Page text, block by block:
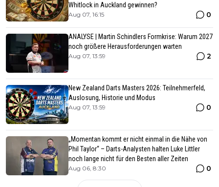
Whitlock in Auckland gewinnen?
Aug 07, 16:15 0
ANALYSE | Martin Schindlers Formkrise: Warum 2027
noch größere Herausforderungen warten
Aug 07, 13:59 2
New Zealand Darts Masters 2026: Teilnehmerfeld,
Auslosung, Historie und Modus
Aug 07, 13:59 0
„Momentan kommt er nicht einmal in die Nähe von
Phil Taylor“ – Darts-Analysten halten Luke Littler
noch lange nicht für den Besten aller Zeiten
Aug 06, 8:30 0